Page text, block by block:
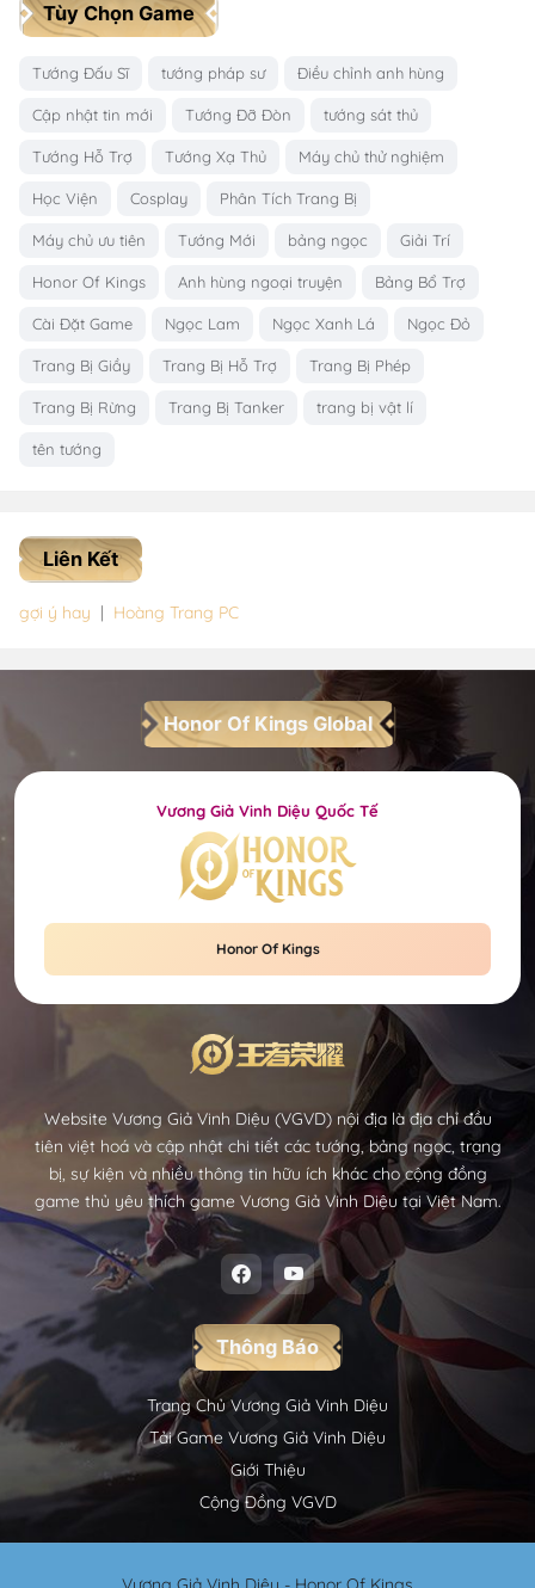
Tùy Chọn Game
Tướng Đấu Sĩ tướng pháp sư Điều chỉnh anh hùng
Cập nhật tin mới Tướng Đỡ Đòn tướng sát thủ
Tướng Hỗ Trợ Tướng Xạ Thủ Máy chủ thử nghiệm
Học Viện Cosplay Phân Tích Trang Bị
Máy chủ ưu tiên Tướng Mới bảng ngọc Giải Trí
Honor Of Kings Anh hùng ngoại truyện Bảng Bổ Trợ
Cài Đặt Game Ngọc Lam Ngọc Xanh Lá Ngọc Đỏ
Trang Bị Giầy Trang Bị Hỗ Trợ Trang Bị Phép
Trang Bị Rừng Trang Bị Tanker trang bị vật lí
tên tướng
Liên Kết
gợi ý hay | Hoàng Trang PC
Honor Of Kings Global
Vương Giả Vinh Diệu Quốc Tế
Honor Of Kings
Website Vương Giả Vinh Diệu (VGVD) nội địa là địa chỉ đầu
tiên việt hoá và cập nhật chi tiết các tướng, bảng ngọc, trạng
bị, sự kiện và nhiều thông tin hữu ích khác cho cộng đồng
game thủ yêu thích game Vương Giả Vinh Diệu tại Việt Nam.
Thông Báo
Trang Chủ Vương Giả Vinh Diệu
Tải Game Vương Giả Vinh Diệu
Giới Thiệu
Cộng Đồng VGVD